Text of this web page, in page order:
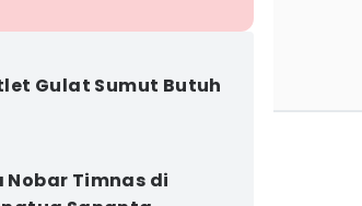
Gulat Sumut Butuh
Nobar Timnas di